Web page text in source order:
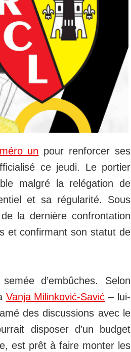
un pour renforcer ses
ce jeudi. Le portier
malgré la relégation de
et sa régularité. Sous
la dernière confrontation
et confirmant son statut de
d’embûches. Selon
Vanja Milinković-Savić – lui-
des discussions avec le
disposer d’un budget
est prêt à faire monter les